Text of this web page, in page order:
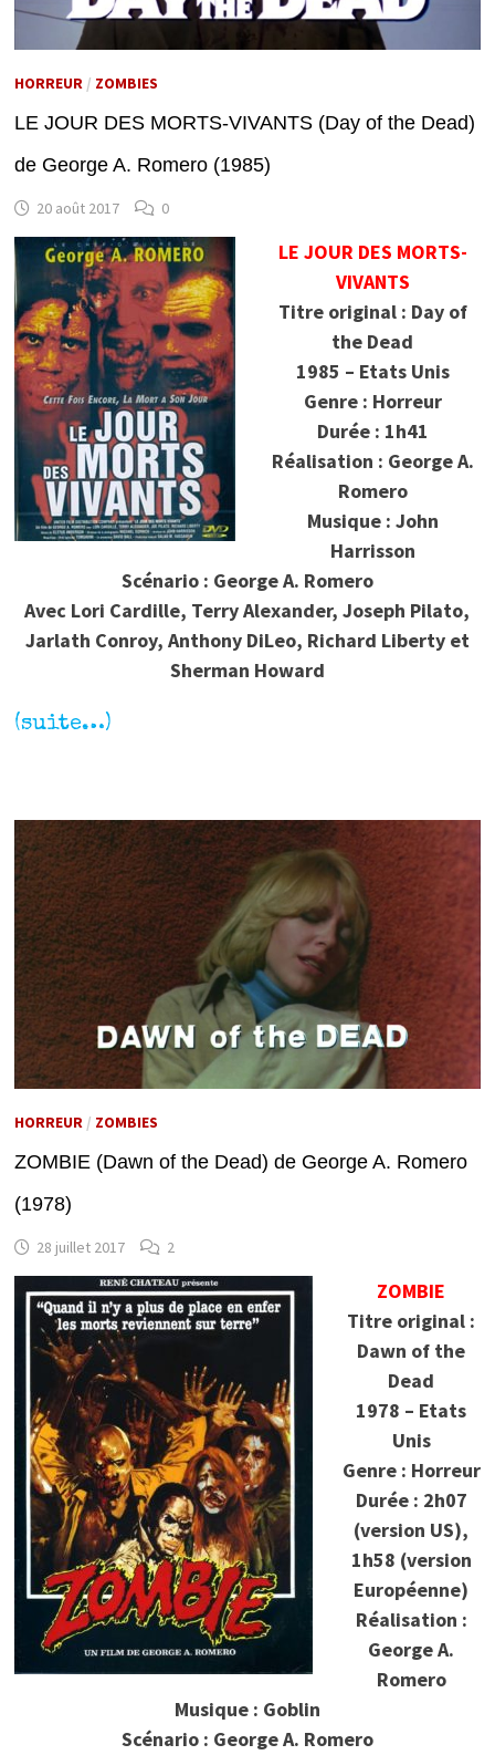
HORREUR/ ZOMBIES
LE JOUR DES MORTS-VIVANTS (Day of the Dead)
de George A. Romero (1985)
20 août 2017 0
LE JOUR DES MORTS-
VIVANTS
Titre original : Day of
the Dead
1985 – Etats Unis
Genre : Horreur
Durée : 1h41
Réalisation : George A.
Romero
Musique : John
Harrisson
Scénario : George A. Romero
Avec Lori Cardille, Terry Alexander, Joseph Pilato,
Jarlath Conroy, Anthony DiLeo, Richard Liberty et
Sherman Howard
(suite…)
HORREUR/ ZOMBIES
ZOMBIE (Dawn of the Dead) de George A. Romero
(1978)
28 juillet 2017 2
ZOMBIE
Titre original :
Dawn of the
Dead
1978 – Etats
Unis
Genre : Horreur
Durée : 2h07
(version US),
1h58 (version
Européenne)
Réalisation :
George A.
Romero
Musique : Goblin
Scénario : George A. Romero